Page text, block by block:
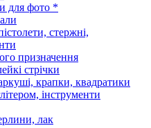
для фото *
стержні,
призначення
стрічки
крапки, квадратики
інструменти
лак